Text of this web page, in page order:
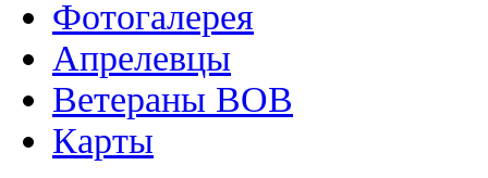
Фотогалерея
Апрелевцы
Ветераны ВОВ
Карты